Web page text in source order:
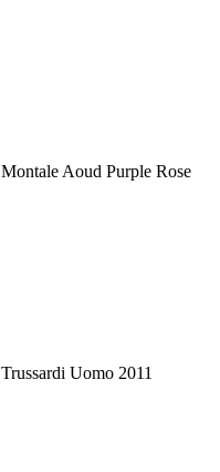
Montale Aoud Purple Rose
Trussardi Uomo 2011